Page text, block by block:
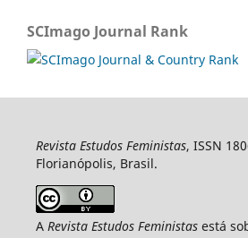
SCImago Journal Rank
Revista Estudos Feministas, ISSN
Florianópolis, Brasil.
A Revista Estudos Feministasestá